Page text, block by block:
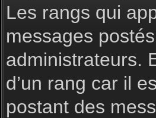
Les rangs qui
messages
administrateurs.
d’un rang car il
postant des